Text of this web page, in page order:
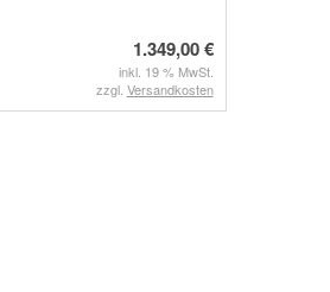
1.349,00 €
inkl. 19 % MwSt.
zzgl. Versandkosten